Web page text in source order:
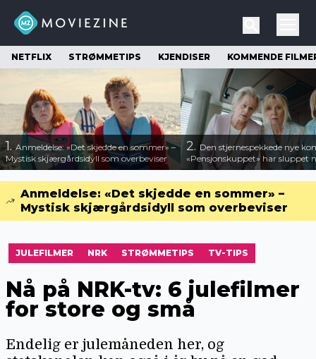
NETFLIX STRØMMETIPS KJENDISER KOMMENDE
1.Anmeldelse: «Det skjedde en sommer» –
Mystisk skjærgårdsidyll som overbeviser
2. Den stjernespekkede nye
«Pensjonskuppet» har sluppet
Anmeldelse: «Det skjedde en sommer» –
Mystisk skjærgårdsidyll som overbeviser
JULEFILMER NRK STRØMMETIPS TV-TIPS
Nå på NRK-tv: 6 julefilmer
for store og små
Endelig er julemåneden her, og